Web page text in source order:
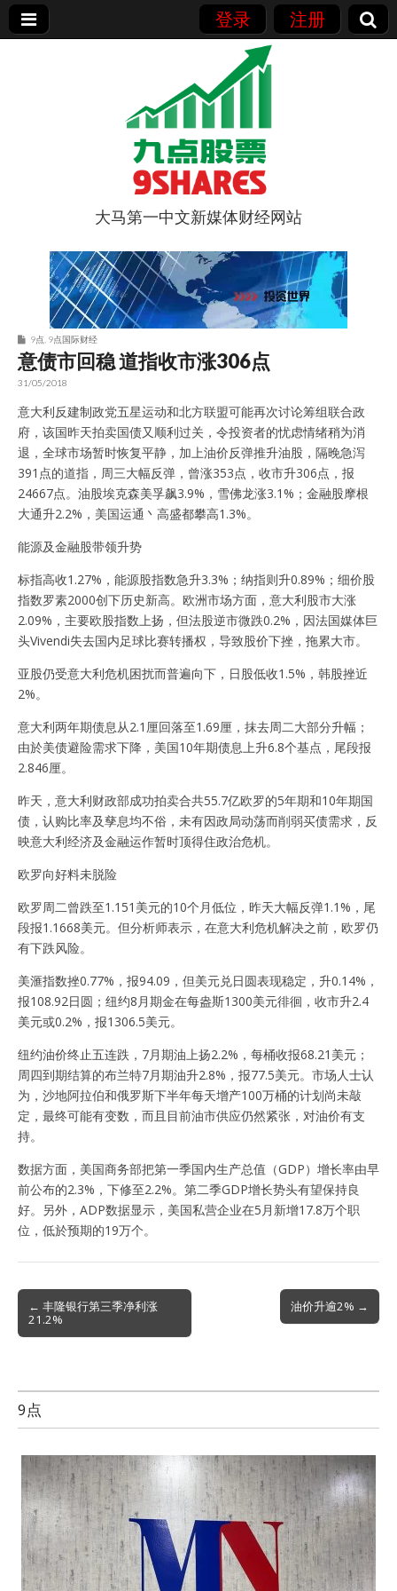
登录 注册
9点股票
大马第一中文新媒体财经网站
9点 9点国际财经
意债市回稳 道指收市涨306点
31/05/2018
意大利反建制政党五星运动和北方联盟可能再次讨论筹组联合政
府，该国昨天拍卖国债又顺利过关，令投资者的忧虑情绪稍为消
退，全球市场暂时恢复平静，加上油价反弹推升油股，隔晚急泻
391点的道指，周三大幅反弹，曾涨353点，收市升306点，报
24667点。油股埃克森美孚飙3.9%，雪佛龙涨3.1%；金融股摩根
大通升2.2%，美国运通丶高盛都攀高1.3%。
能源及金融股带领升势
标指高收1.27%，能源股指数急升3.3%；纳指则升0.89%；细价股
指数罗素2000创下历史新高。欧洲市场方面，意大利股市大涨
2.09%，主要欧股指数上扬，但法股逆市微跌0.2%，因法国媒体巨
头Vivendi失去国内足球比赛转播权，导致股价下挫，拖累大市。
亚股仍受意大利危机困扰而普遍向下，日股低收1.5%，韩股挫近
2%。
意大利两年期债息从2.1厘回落至1.69厘，抹去周二大部分升幅；
由於美债避险需求下降，美国10年期债息上升6.8个基点，尾段报
2.846厘。
昨天，意大利财政部成功拍卖合共55.7亿欧罗的5年期和10年期国
债，认购比率及孳息均不俗，未有因政局动荡而削弱买债需求，反
映意大利经济及金融运作暂时顶得住政治危机。
欧罗向好料未脱险
欧罗周二曾跌至1.151美元的10个月低位，昨天大幅反弹1.1%，尾
段报1.1668美元。但分析师表示，在意大利危机解决之前，欧罗仍
有下跌风险。
美滙指数挫0.77%，报94.09，但美元兑日圆表现稳定，升0.14%，
报108.92日圆；纽约8月期金在每盎斯1300美元徘徊，收市升2.4
美元或0.2%，报1306.5美元。
纽约油价终止五连跌，7月期油上扬2.2%，每桶收报68.21美元；
周四到期结算的布兰特7月期油升2.8%，报77.5美元。市场人士认
为，沙地阿拉伯和俄罗斯下半年每天增产100万桶的计划尚未敲
定，最终可能有变数，而且目前油市供应仍然紧张，对油价有支
持。
数据方面，美国商务部把第一季国内生产总值（GDP）增长率由早
前公布的2.3%，下修至2.2%。第二季GDP增长势头有望保持良
好。另外，ADP数据显示，美国私营企业在5月新增17.8万个职
位，低於预期的19万个。
Post
navigation
← 丰隆银行第三季净利涨
21.2%
油价升逾2% →
9点